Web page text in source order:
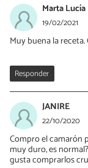
Marta
19/02/2021
Muy buena la
Responder
JANIRE
22/10/2020
Compro el camarón
muy duro, es
gusta comprarlos